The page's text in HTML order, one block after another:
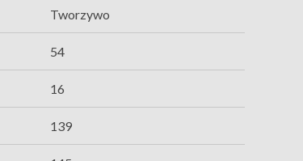
Tworzywo
54
16
139